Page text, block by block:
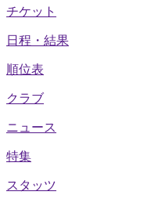
チケット
日程・結果
順位表
クラブ
ニュース
特集
スタッツ